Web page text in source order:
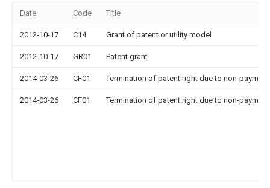
Date Code Title
2012-10-17 C14 Grant of patent or utility model
2012-10-17 GR01 Patent grant
2014-03-26 CF01 Termination of patent right due to non-
2014-03-26 CF01 Termination of patent right due to non-